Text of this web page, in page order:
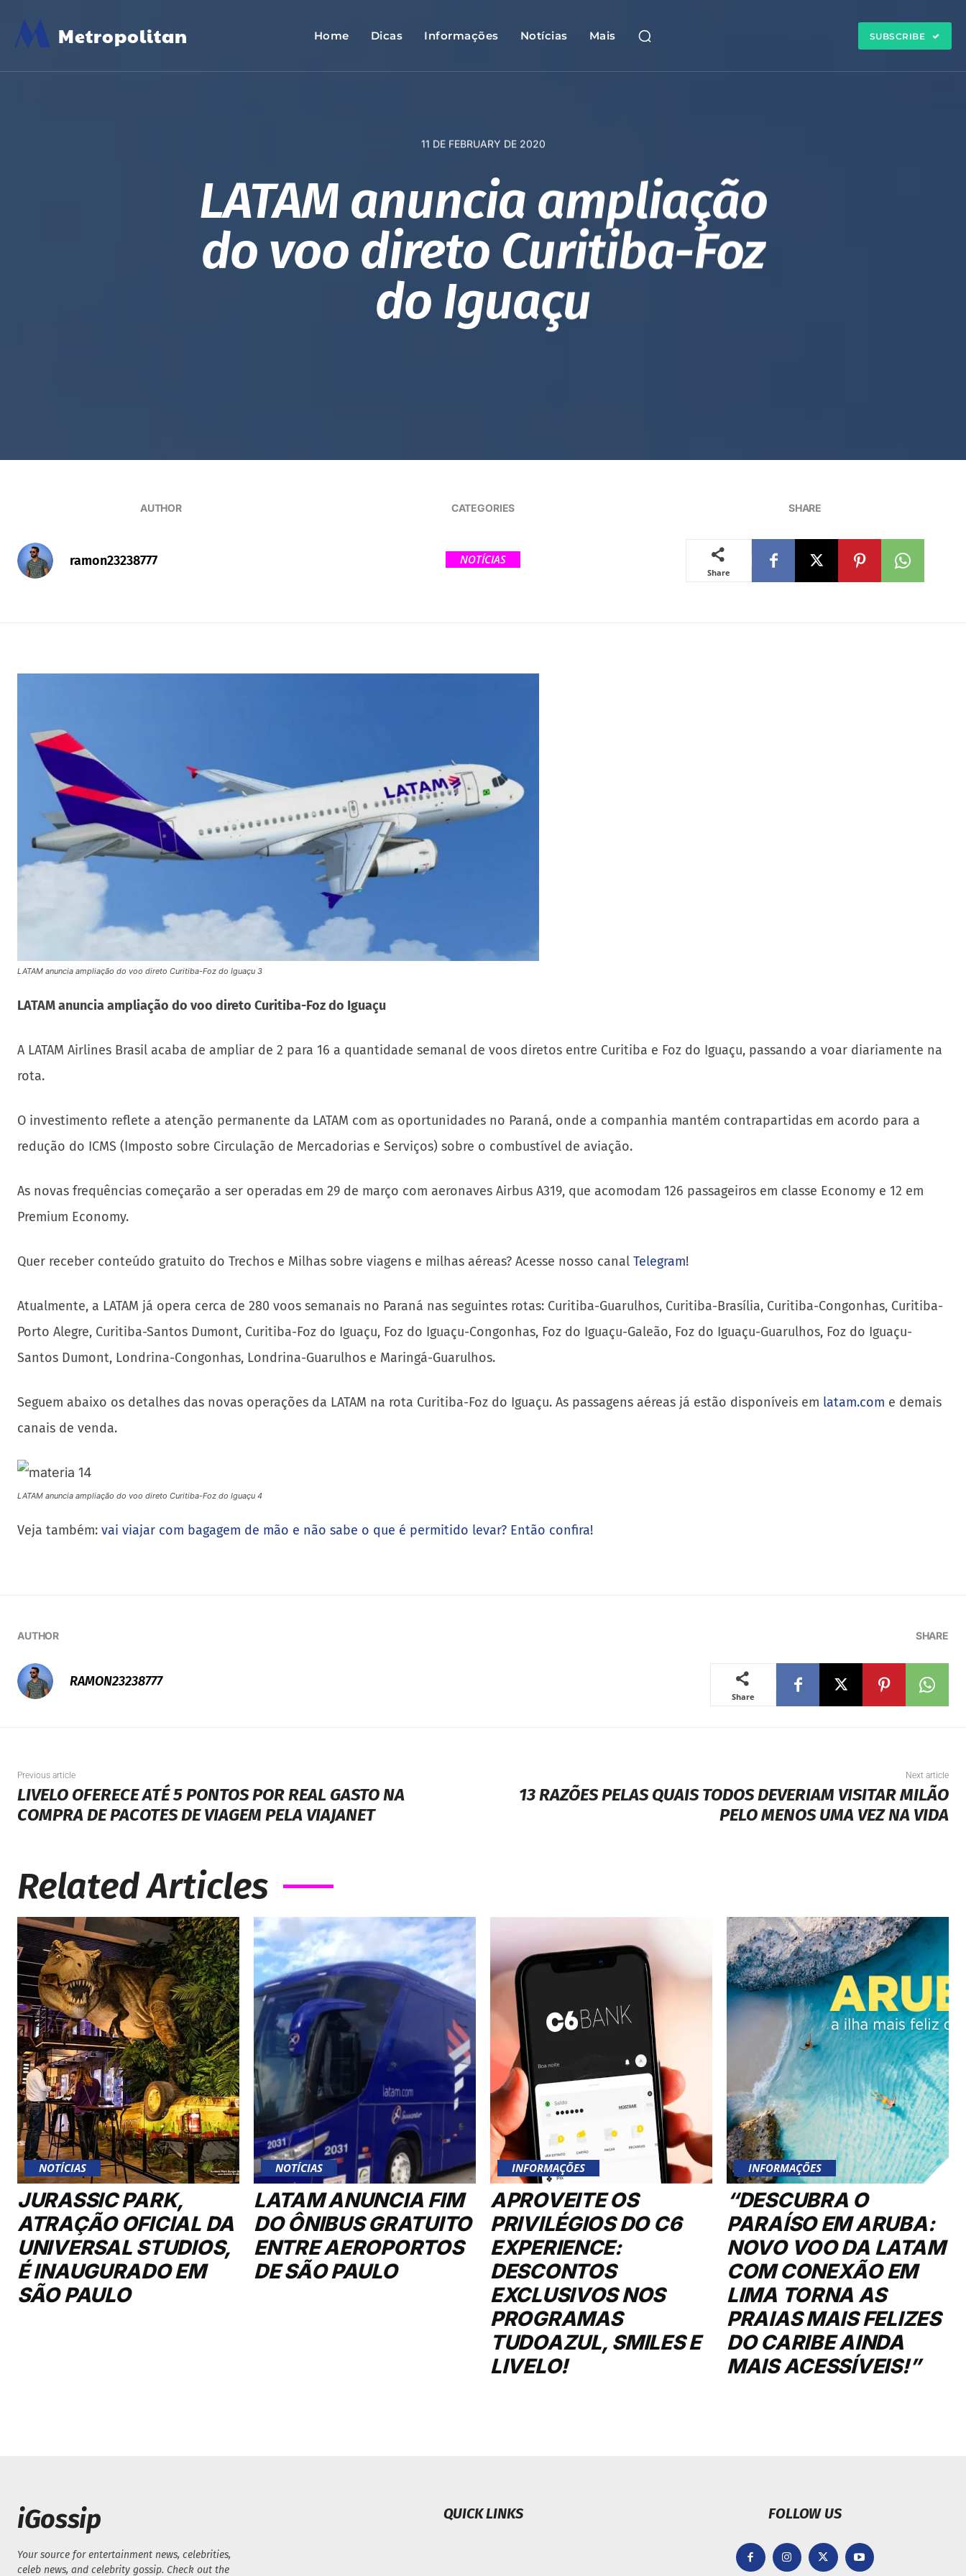
M Metropolitan Home Dicas Informações Notícias Mais SUBSCRIBE
11 DE FEBRUARY DE 2020
LATAM anuncia ampliação
do voo direto Curitiba-Foz
do Iguaçu
AUTHOR
ramon23238777
CATEGORIES
NOTÍCIAS
SHARE
Share
LATAM anuncia ampliação do voo direto Curitiba-Foz do Iguaçu 3
LATAM anuncia ampliação do voo direto Curitiba-Foz do Iguaçu
A LATAM Airlines Brasil acaba de ampliar de 2 para 16 a quantidade semanal de voos diretos entre Curitiba e Foz do Iguaçu, passando a voar diariamente na
rota.
O investimento reflete a atenção permanente da LATAM com as oportunidades no Paraná, onde a companhia mantém contrapartidas em acordo para a
redução do ICMS (Imposto sobre Circulação de Mercadorias e Serviços) sobre o combustível de aviação.
As novas frequências começarão a ser operadas em 29 de março com aeronaves Airbus A319, que acomodam 126 passageiros em classe Economy e 12 em
Premium Economy.
Quer receber conteúdo gratuito do Trechos e Milhas sobre viagens e milhas aéreas? Acesse nosso canal Telegram!
Atualmente, a LATAM já opera cerca de 280 voos semanais no Paraná nas seguintes rotas: Curitiba-Guarulhos, Curitiba-Brasília, Curitiba-Congonhas, Curitiba-
Porto Alegre, Curitiba-Santos Dumont, Curitiba-Foz do Iguaçu, Foz do Iguaçu-Congonhas, Foz do Iguaçu-Galeão, Foz do Iguaçu-Guarulhos, Foz do Iguaçu-
Santos Dumont, Londrina-Congonhas, Londrina-Guarulhos e Maringá-Guarulhos.
Seguem abaixo os detalhes das novas operações da LATAM na rota Curitiba-Foz do Iguaçu. As passagens aéreas já estão disponíveis em latam.com e demais
canais de venda.
LATAM anuncia ampliação do voo direto Curitiba-Foz do Iguaçu 4
Veja também: vai viajar com bagagem de mão e não sabe o que é permitido levar? Então confira!
AUTHOR
RAMON23238777
SHARE
Share
Previous article
LIVELO OFERECE ATÉ 5 PONTOS POR REAL GASTO NA
COMPRA DE PACOTES DE VIAGEM PELA VIAJANET
Next article
13 RAZÕES PELAS QUAIS TODOS DEVERIAM VISITAR MILÃO
PELO MENOS UMA VEZ NA VIDA
Related Articles
NOTÍCIAS
JURASSIC PARK,
ATRAÇÃO OFICIAL DA
UNIVERSAL STUDIOS,
É INAUGURADO EM
SÃO PAULO
NOTÍCIAS
LATAM ANUNCIA FIM
DO ÔNIBUS GRATUITO
ENTRE AEROPORTOS
DE SÃO PAULO
INFORMAÇÕES
APROVEITE OS
PRIVILÉGIOS DO C6
EXPERIENCE:
DESCONTOS
EXCLUSIVOS NOS
PROGRAMAS
TUDOAZUL, SMILES E
LIVELO!
INFORMAÇÕES
“DESCUBRA O
PARAÍSO EM ARUBA:
NOVO VOO DA LATAM
COM CONEXÃO EM
LIMA TORNA AS
PRAIAS MAIS FELIZES
DO CARIBE AINDA
MAIS ACESSÍVEIS!”
iGossip
Your source for entertainment news, celebrities,
celeb news, and celebrity gossip. Check out the
QUICK LINKS FOLLOW US